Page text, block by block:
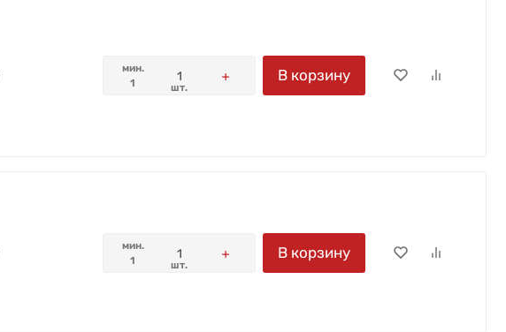
мин.
1
шт.
В корзину
мин.
1
шт.
В корзину